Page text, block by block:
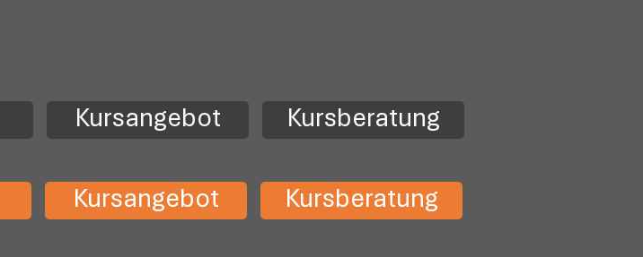
Kursangebot Kursberatung
Kursangebot Kursberatung